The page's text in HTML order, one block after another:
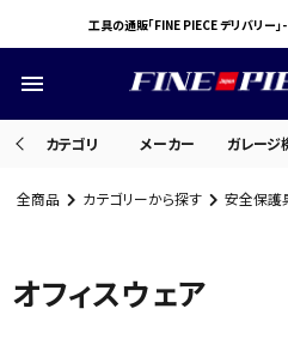
工具の通販「FINE PIECE デリバリー
menu
カテゴリ メーカー ガレージ
全商品 カテゴリーから探す 安全保護
オフィスウェア